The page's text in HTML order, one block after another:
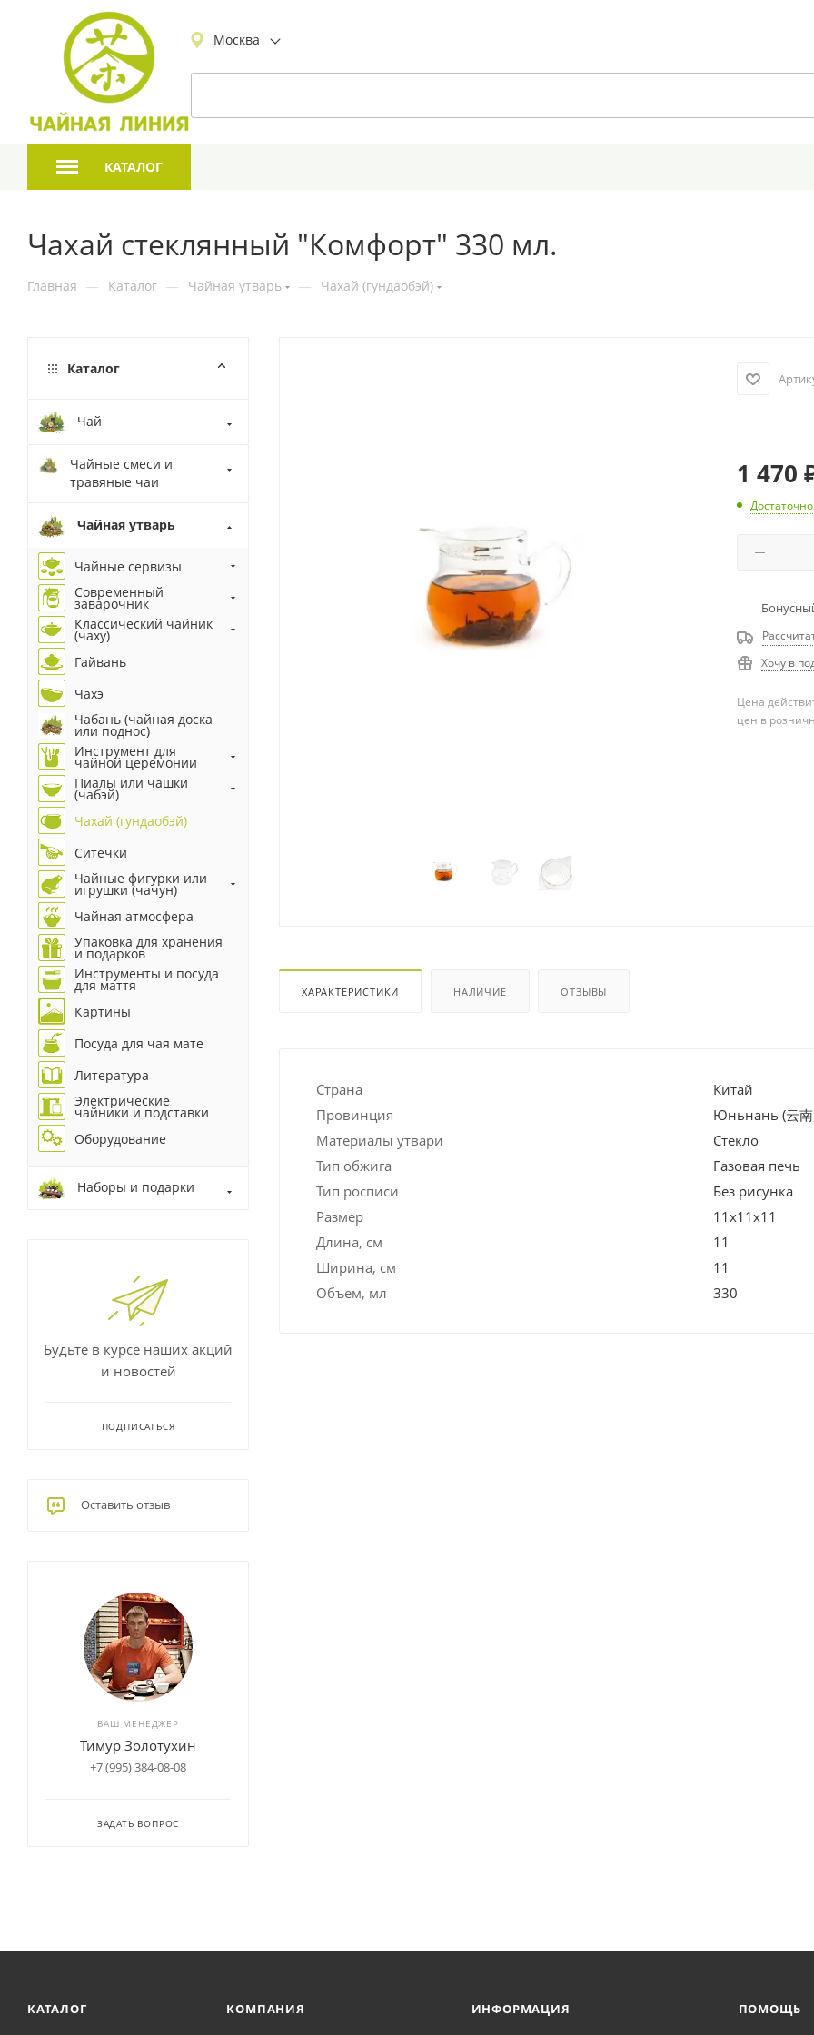
Москва
КАТАЛОГ
Чахай стеклянный "Комфорт" 330 мл.
Главная — Каталог — Чайная утварь — Чахай (гундаобэй)
1 470
Достаточно
Хочу в
Цена
цен в
ХАРАКТЕРИСТИКИ НАЛИЧИЕ ОТЗЫВЫ
Страна
Китай
Провинция
Юньнань (云
Материалы утвари
Стекло
Тип обжига
Газовая печь
Тип росписи
Без рисунка
Размер
11х11х11
Длина, см
11
Ширина, см
11
Объем, мл
330
Каталог
Чай
Чайные смеси и
травяные чаи
Чайная утварь
Чайные сервизы
Современный
заварочник
Классический чайник
(чаху)
Гайвань
Чахэ
Чабань (чайная доска
или поднос)
Инструмент для
чайной церемонии
Пиалы или чашки
(чабэй)
Чахай (гундаобэй)
Ситечки
Чайные фигурки или
игрушки (чачун)
Чайная атмосфера
Упаковка для хранения
и подарков
Инструменты и посуда
для маття
Картины
Посуда для чая мате
Литература
Электрические
чайники и подставки
Оборудование
Наборы и подарки
Будьте в курсе наших акций
и новостей
ПОДПИСАТЬСЯ
Оставить отзыв
ВАШ МЕНЕДЖЕР
Тимур Золотухин
+7 (995) 384-08-08
ЗАДАТЬ ВОПРОС
КАТАЛОГ КОМПАНИЯ ИНФОРМАЦИЯ ПОМОЩЬ